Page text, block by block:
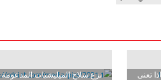
تعنى
نزع سلاح الميليشيات